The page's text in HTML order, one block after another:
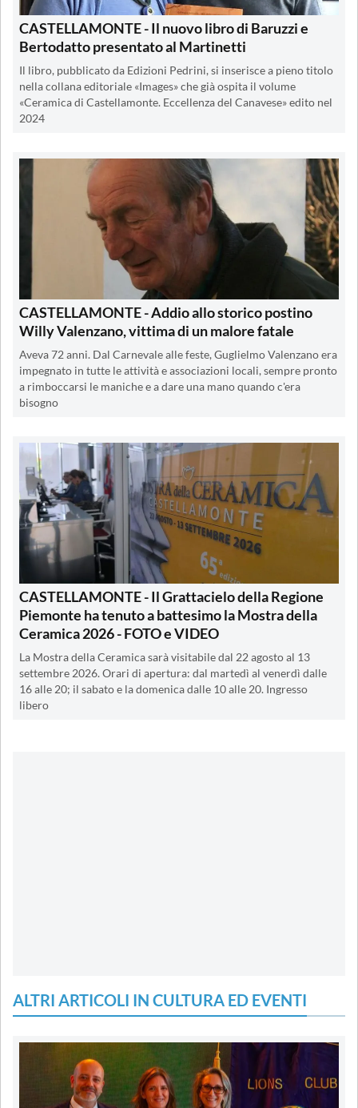
CASTELLAMONTE - Il nuovo libro di Baruzzi e
Bertodatto presentato al Martinetti
Il libro, pubblicato da Edizioni Pedrini, si inserisce a pieno titolo
nella collana editoriale «Images» che già ospita il volume
«Ceramica di Castellamonte. Eccellenza del Canavese» edito nel
2024
CASTELLAMONTE - Addio allo storico postino
Willy Valenzano, vittima di un malore fatale
Aveva 72 anni. Dal Carnevale alle feste, Guglielmo Valenzano era
impegnato in tutte le attività e associazioni locali, sempre pronto
a rimboccarsi le maniche e a dare una mano quando c'era
bisogno
CASTELLAMONTE - Il Grattacielo della Regione
Piemonte ha tenuto a battesimo la Mostra della
Ceramica 2026 - FOTO e VIDEO
La Mostra della Ceramica sarà visitabile dal 22 agosto al 13
settembre 2026. Orari di apertura: dal martedì al venerdì dalle
16 alle 20; il sabato e la domenica dalle 10 alle 20. Ingresso
libero
ALTRI ARTICOLI IN CULTURA ED EVENTI